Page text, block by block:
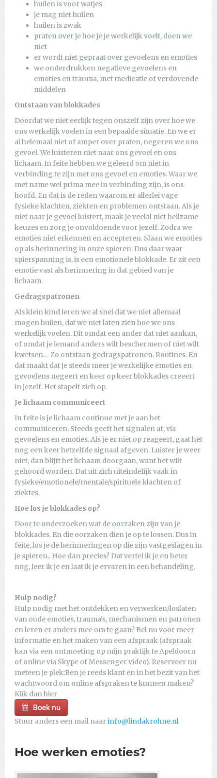
huilen is voor watjes
je mag niet huilen
huilen is zwak
praten over je hoe je je werkelijk voelt, doen we
niet
er wordt niet gepraat over gevoelens en emoties
we onderdrukken negatieve gevoelens en
emoties en trauma, met medicatie of verdovende
middelen
Ontstaan van blokkades
Doordat we niet eerlijk tegen onszelf zijn over hoe we
ons werkelijk voelen in een bepaalde situatie. En we er
al helemaal niet of amper over praten, negeren we ons
gevoel. We luisteren niet naar ons gevoel en ons
lichaam. In feite hebben we geleerd om niet in
verbinding te zijn met ons gevoel en emoties. Waar we
met name wel prima mee in verbinding zijn, is ons
hoofd. En dat is de reden waarom er allerlei vage
fysieke klachten, ziekten en problemen ontstaan. Als je
niet naar je gevoel luistert, maak je veelal niet heilzame
keuzes en zorg je onvoldoende voor jezelf. Zodra we
emoties niet erkennen en accepteren. Slaan we emoties
op als herinnering in onze spieren. Dus daar waar
spierspanning is, is een emotionele blokkade. Er zit een
emotie vast als herinnering in dat gebied van je
lichaam.
Gedragspatronen
Als klein kind leren we al snel dat we niet allemaal
mogen huilen, dat we niet laten zien hoe we ons
werkelijk voelen. Dit omdat een ander dat niet aankan,
of omdat je iemand anders wilt beschermen of niet wilt
kwetsen… Zo ontstaan gedragspatronen. Routines. En
dat maakt dat je steeds meer je werkelijke emoties en
gevoelens negeert en keer op keer blokkades creeert
in jezelf. Het stapelt zich op.
Je lichaam communiceert
In feite is je lichaam continue met je aan het
communiceren. Steeds geeft het signalen af, via
gevoelens en emoties. Als je er niet op reageert, gaat het
nog een keer hetzelfde signaal afgeven. Luister je weer
niet, dan blijft het lichaam doorgaan, want het wilt
gehoord worden. Dat uit zich uiteindelijk vaak in
fysieke/emotionele/mentale/spirituele klachten of
ziektes.
Hoe los je blokkades op?
Door te onderzoeken wat de oorzaken zijn van je
blokkades. En die oorzaken dien je op te lossen. Dus in
feite, los je de herinneringen op die zijn vastgeslagen in
je spieren.. Hoe dan precies? Dat vertel ik je en beter
nog, leer ik je en laat ik je ervaren in een behandeling.
Hulp nodig?
Hulp nodig met het ontdekken en verwerken/loslaten
van oude emoties, trauma’s, mechanismen en patronen
en leren er anders mee om te gaan? Bel nu voor meer
informatie en het maken van een afspraak (afspraak
kan via een ontmoeting op mijn praktijk te Apeldoorn
of online via Skype of Messenger video). Reserveer nu
meteen je plek:Ben je reeds klant en in het bezit van het
wachtwoord om online afspraken te kunnen maken?
Klik dan hier
Stuur anders een mail naarinfo@lindakrohne.nl
Hoe werken emoties?